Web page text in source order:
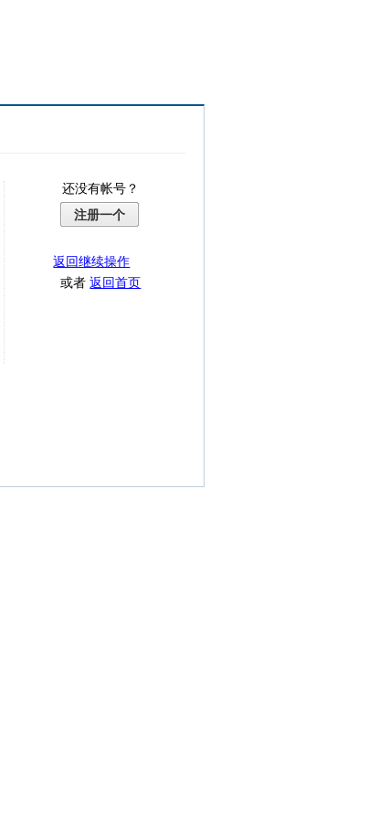
还没有帐号？
注册一个
返回继续操作
或者返回首页